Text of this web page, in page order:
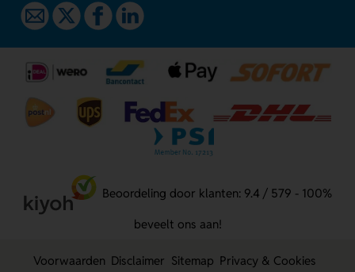
Beoordeling door klanten: 9.4 / 579 - 100%
beveelt ons aan!
Voorwaarden Disclaimer Sitemap Privacy & Cookies